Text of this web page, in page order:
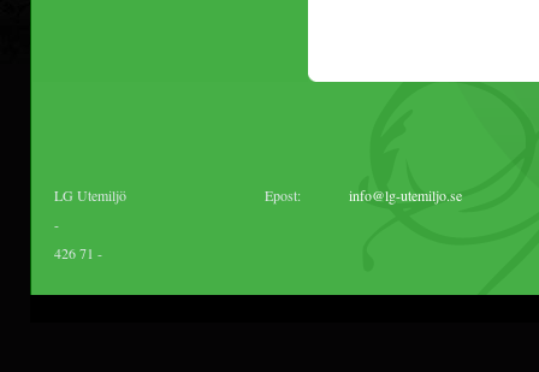
LG Utemiljö
-
426 71 -
Epost: info@lg-utemiljo.se